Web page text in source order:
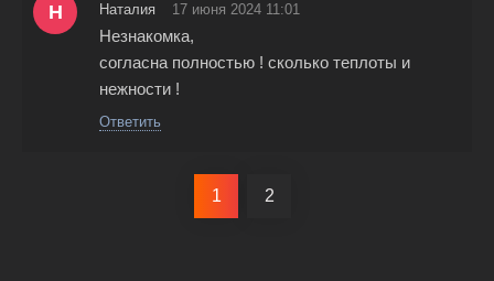
Н Наталия 17 июня 2024 11:01
Незнакомка,
согласна полностью ! сколько теплоты и
нежности !
Ответить
1 2